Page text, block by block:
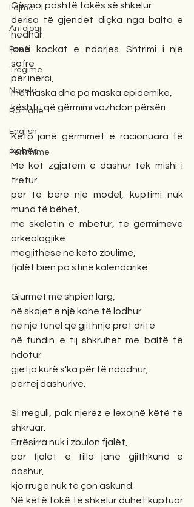
Lajme
Antologji
Poezi
Tregime
Novela
Romane
English
Përkthime
Gërmoj poshtë tokës së shkelur
derisa të gjendet diçka nga balta e
hedhur
janë kockat e ndarjes. Shtrimi i një
sofre
për inerci,
me maska dhe pa maska epidemike,
kështu që gërmimi vazhdon përsëri.
Këto janë gërmimet e racionuara të
kohës.
Më kot zgjatem e dashur tek mishi i
tretur
për të bërë një model, kuptimi nuk
mund të bëhet,
me skeletin e mbetur, të gërmimeve
arkeologjike
megjithëse në këto zbulime,
fjalët bien pa stinë kalendarike.
Gjurmët më shpien larg,
në skajet e një kohe të lodhur
në një tunel që gjithnjë pret dritë
në fundin e tij shkruhet me baltë të
ndotur
gjetja kurë s'ka për të ndodhur,
përtej dashurive.
Si rregull, pak njerëz e lexojnë këtë të
shkruar.
Errësirra nuk i zbulon fjalët,
por fjalët e tilla janë gjithkund e
dashur,
kjo rrugë nuk të çon askund.
Në këtë tokë të shkelur duhet kuptuar